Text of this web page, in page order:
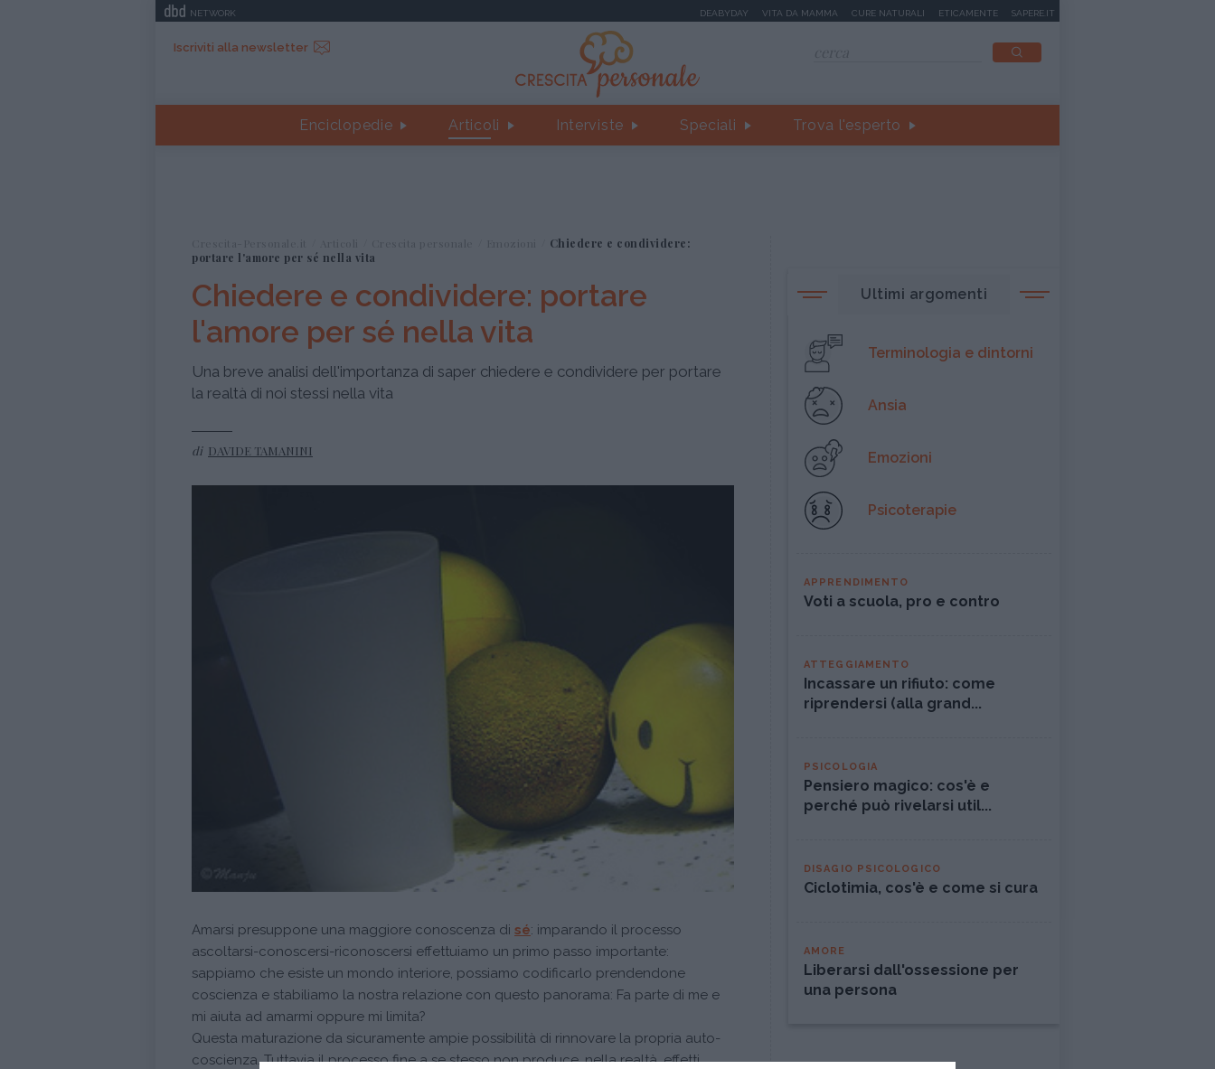
NETWORK DEABYDAY VITA DA MAMMA CURE NATURALI ETICAMENTE SAPERE.IT
Iscriviti alla newsletter
Enciclopedie Articoli Interviste Speciali Trova l'esperto
Chiedere e condividere:
portare l'amore per sé nella vita
Chiedere e condividere: portare
l'amore per sé nella vita
Una breve analisi dell'importanza di saper chiedere e condividere per portare
la realtà di noi stessi nella vita
di DAVIDE TAMANINI
Amarsi presuppone una maggiore conoscenza di sé: imparando il processo
ascoltarsi-conoscersi-riconoscersi effettuiamo un primo passo importante:
sappiamo che esiste un mondo interiore, possiamo codificarlo prendendone
coscienza e stabiliamo la nostra relazione con questo panorama: Fa parte di me e
mi aiuta ad amarmi oppure mi limita?
Questa maturazione da sicuramente ampie possibilità di rinnovare la propria auto-
coscienza. Tuttavia il processo fine a se stesso non produce, nella realtà, effetti
Ultimi argomenti
Terminologia e dintorni
Ansia
Emozioni
Psicoterapie
APPRENDIMENTO
Voti a scuola, pro e contro
ATTEGGIAMENTO
Incassare un rifiuto: come
riprendersi (alla grand...
PSICOLOGIA
Pensiero magico: cos'è e
perché può rivelarsi util...
DISAGIO PSICOLOGICO
Ciclotimia, cos'è e come si cura
AMORE
Liberarsi dall'ossessione per
una persona